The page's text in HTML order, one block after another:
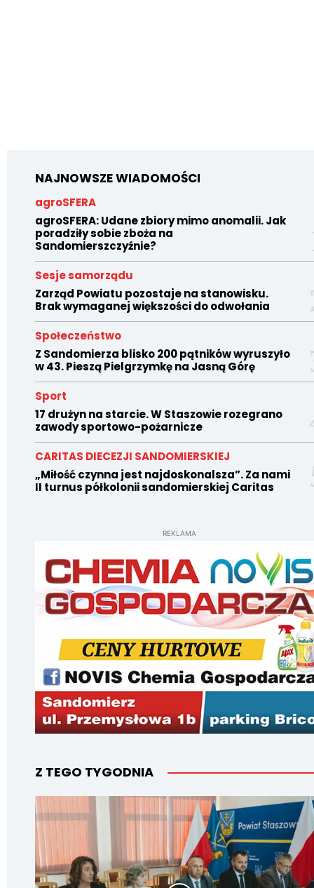
NAJNOWSZE WIADOMOŚCI
agroSFERA
agroSFERA: Udane zbiory mimo anomalii. Jak
poradziły sobie zboża na
Sandomierszczyźnie?
Sesje samorządu
Zarząd Powiatu pozostaje na stanowisku.
Brak wymaganej większości do odwołania
Społeczeństwo
Z Sandomierza blisko 200 pątników wyruszyło
w 43. Pieszą Pielgrzymkę na Jasną Górę
Sport
17 drużyn na starcie. W Staszowie rozegrano
zawody sportowo-pożarnicze
CARITAS DIECEZJI SANDOMIERSKIEJ
„Miłość czynna jest najdoskonalsza”. Za nami
II turnus półkolonii sandomierskiej Caritas
REKLAMA
Z TEGO TYGODNIA